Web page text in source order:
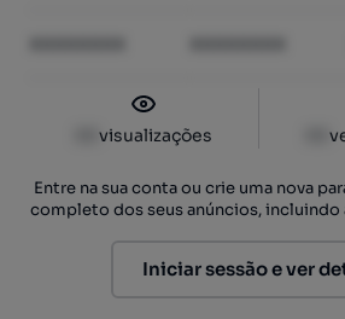
visualizações
Entre na sua conta ou crie uma nova
completo dos seus anúncios,
Iniciar sessão e ver